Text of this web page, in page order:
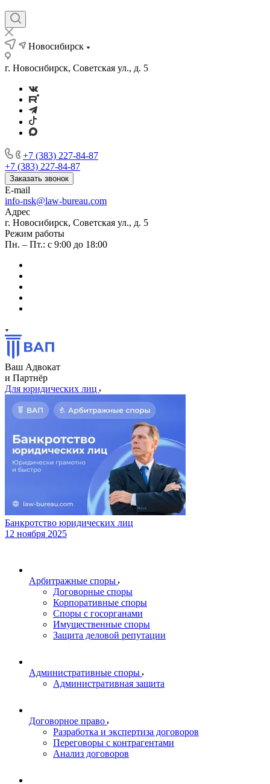
Новосибирск
г. Новосибирск, Советская ул., д. 5
+7 (383) 227-84-87
+7 (383) 227-84-87
Заказать звонок
E-mail
info-nsk@law-bureau.com
Адрес
г. Новосибирск, Советская ул., д. 5
Режим работы
Пн. – Пт.: с 9:00 до 18:00
Ваш Адвокат
и Партнёр
Для юридических лиц
Банкротство юридических лиц
12 ноября 2025
Арбитражные споры
Договорные споры
Корпоративные споры
Споры с госорганами
Имущественные споры
Защита деловой репутации
Административные споры
Административная защита
Договорное право
Разработка и экспертиза договоров
Переговоры с контрагентами
Анализ договоров